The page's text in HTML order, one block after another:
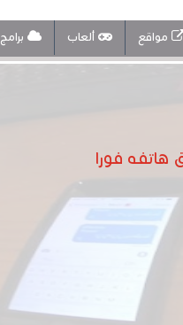
مواقع ألعاب برامج
فورا